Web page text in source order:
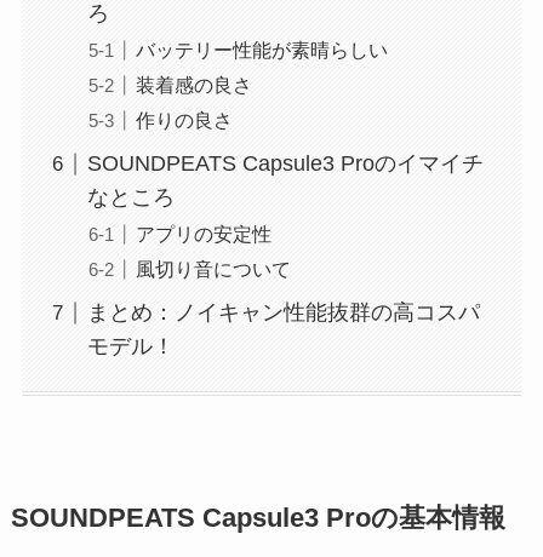
ろ
バッテリー性能が素晴らしい
装着感の良さ
作りの良さ
SOUNDPEATS Capsule3 Proのイマイチ
なところ
アプリの安定性
風切り音について
まとめ：ノイキャン性能抜群の高コスパ
モデル！
SOUNDPEATS Capsule3 Proの基本情報